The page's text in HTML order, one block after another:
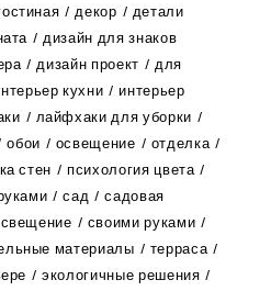
декор
детали
дизайн для знаков
дизайн проект
для
кухни
интерьер
лайфхаки для уборки
обои освещение
отделка
стен
психология цвета
сад
садовая
своими руками
материалы
терраса
экологичные решения